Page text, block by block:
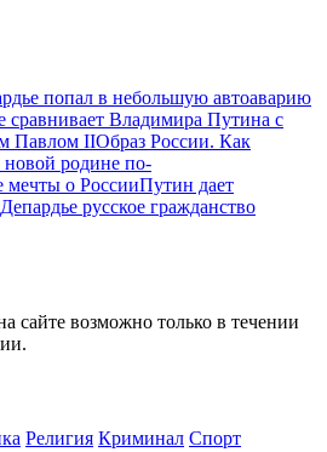
попал в небольшую автоаварию
сравнивает Владимира Путина с
Павлом IIОбраз России. Как
родине по-
мечты о РоссииПутин дает
русское гражданство
сайте возможно только в течении
Религия Криминал Спорт